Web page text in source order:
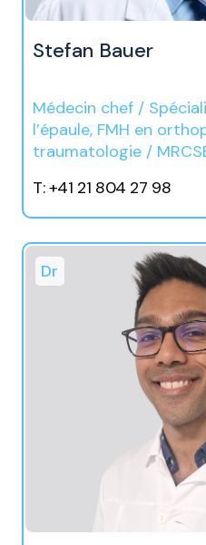
Stefan Bauer
Médecin chef /
l’épaule, FMH en
traumatologie /
T: +41 21 804 27 98
Dr